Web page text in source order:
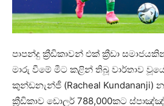
පාපන්දු ක්‍රීඩිකාවන් එක් ක්‍රීඩා
මාරු වීමේ මීට කළින් තිබූ වාර්තාව
කුන්ඩනැන්ජී (Racheal Kundananji)
ක්‍රීඩිකාව ඩොලර් 788,000කට